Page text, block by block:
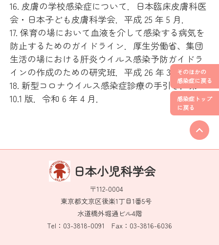
16. 皮膚の学校感染症について．日本臨床皮膚科医
会・日本子ども皮膚科学会．平成 25 年 5 月．
17. 保育の場において血液を介して感染する病気を
防止するためのガイドライン．厚生労働省、集団
生活の場における肝炎ウイルス感染予防ガイドラ
インの作成のための研究班．平成 26 年 3 月．
18. 新型コロナウイルス感染症診療の手引き．第
10.1 版．令和 6 年 4 月．
日本小児科学会
〒112-0004
東京都文京区後楽1丁目1番5号
水道橋外堀通ビル4階
Tel：03-3818-0091 Fax：03-3816-6036
そのほかの
感染症に戻る
感染症トップ
に戻る